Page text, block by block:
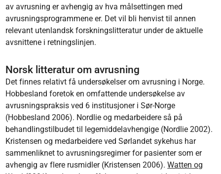
av avrusning er avhengig av hva målsettingen med
avrusningsprogrammene er. Det vil bli henvist til annen
relevant utenlandsk forskningslitteratur under de aktuelle
avsnittene i retningslinjen.
Norsk litteratur om avrusning
Det finnes relativt få undersøkelser om avrusning i Norge.
Hobbesland foretok en omfattende undersøkelse av
avrusningspraksis ved 6 institusjoner i Sør-Norge
(Hobbesland 2006). Nordlie og medarbeidere så på
behandlingstilbudet til legemiddelavhengige (Nordlie 2002).
Kristensen og medarbeidere ved Sørlandet sykehus har
sammenliknet to avrusningsregimer for pasienter som er
avhengig av flere rusmidler (Kristensen 2006).Watten og